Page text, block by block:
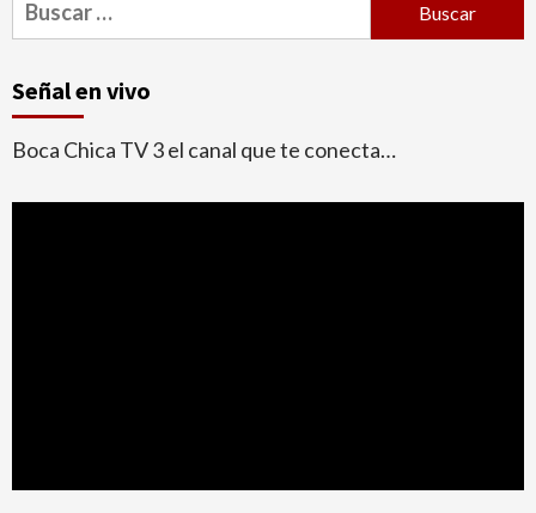
Señal en vivo
Boca Chica TV 3 el canal que te conecta…